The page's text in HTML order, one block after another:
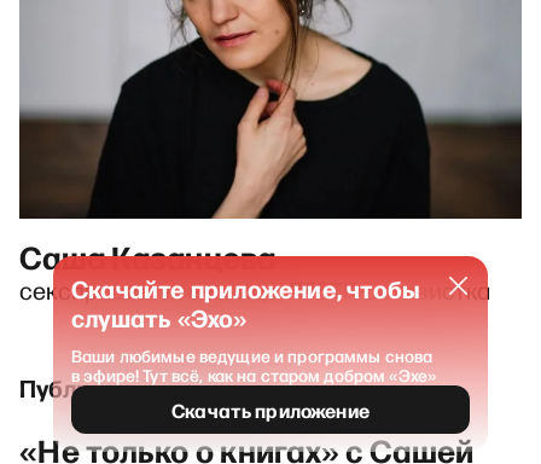
Саша Казанцева
секспросветительница, ЛГБТК-активистка
Публикации и выпуски
«Не только о книгах» с Сашей
Скачайте приложение, чтобы
слушать «Эхо»
Ваши любимые ведущие и программы снова
в эфире! Тут всё, как на старом добром «Эхе»
Скачать приложение